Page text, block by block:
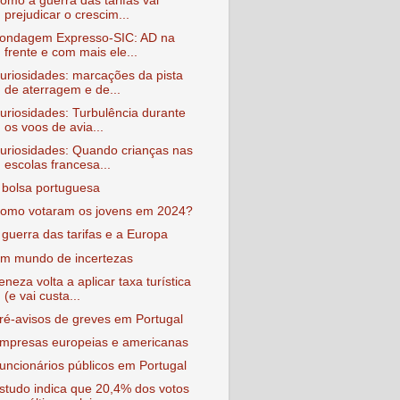
prejudicar o crescim...
Expresso-SIC: AD na
frente e com mais ele...
marcações da pista
de aterragem e de...
Turbulência durante
os voos de avia...
Quando crianças nas
escolas francesa...
bolsa portuguesa
votaram os jovens em 2024?
guerra das tarifas e a Europa
mundo de incertezas
volta a aplicar taxa turística
(e vai custa...
avisos de greves em Portugal
europeias e americanas
públicos em Portugal
indica que 20,4% dos votos